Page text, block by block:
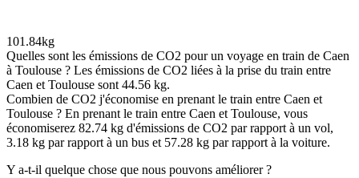
101.84kg
Quelles sont les émissions de CO2 pour un voyage en train de Caen
à Toulouse ? Les émissions de CO2 liées à la prise du train entre
Caen et Toulouse sont 44.56 kg.
Combien de CO2 j'économise en prenant le train entre Caen et
Toulouse ? En prenant le train entre Caen et Toulouse, vous
économiserez 82.74 kg d'émissions de CO2 par rapport à un vol,
3.18 kg par rapport à un bus et 57.28 kg par rapport à la voiture.
Y a-t-il quelque chose que nous pouvons améliorer ?